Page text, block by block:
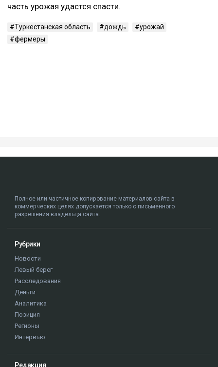
часть урожая удастся спасти.
Туркестанская область дождь
урожай
фермеры
Полное или частичное копирование материалов сайта в
коммерческих целях допускается только с письменного
разрешения владельца сайта.
Рубрики
Новости
Левый берег
Расследования
Деньги
Аналитика
Позиция
Регионы
Интервью
Редакция